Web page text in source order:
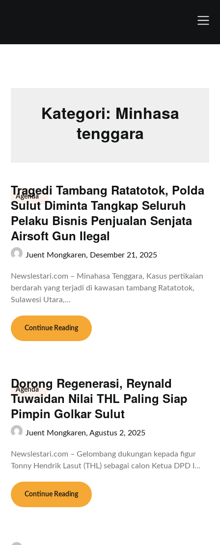
Kategori: Minhasa
tenggara
Agenda
Tragedi Tambang Ratatotok, Polda
Sulut Diminta Tangkap Seluruh
Pelaku Bisnis Penjualan Senjata
Airsoft Gun Ilegal
Juent Mongkaren, Desember 21, 2025
Newslestari.com – Minahasa Tenggara, Kasus pertikaian
berdarah yang terjadi di kawasan tambang Ratatotok,
Sulawesi Utara,…
Continue Reading
Agenda
Dorong Regenerasi, Reynald
Tuwaidan Nilai THL Paling Siap
Pimpin Golkar Sulut
Juent Mongkaren,Agustus 2, 2025
Newslestari.com – Gelombang dukungan kepada figur
Tonny Hendrik Lasut (THL) sebagai calon Ketua DPD I…
Continue Reading